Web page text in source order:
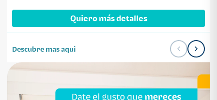
Quiero más detalles
Descubre mas aqui